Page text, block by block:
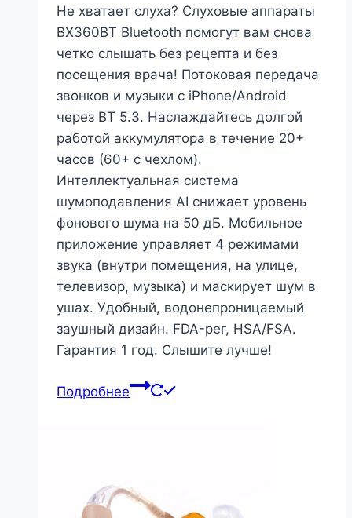
Не хватает слуха? Слуховые аппараты
BX360BT Bluetooth помогут вам снова
четко слышать без рецепта и без
посещения врача! Потоковая передача
звонков и музыки с iPhone/Android
через BT 5.3. Наслаждайтесь долгой
работой аккумулятора в течение 20+
часов (60+ с чехлом).
Интеллектуальная система
шумоподавления AI снижает уровень
фонового шума на 50 дБ. Мобильное
приложение управляет 4 режимами
звука (внутри помещения, на улице,
телевизор, музыка) и маскирует шум в
ушах. Удобный, водонепроницаемый
заушный дизайн. FDA-рег, HSA/FSA.
Гарантия 1 год. Слышите лучше!
Подробнее